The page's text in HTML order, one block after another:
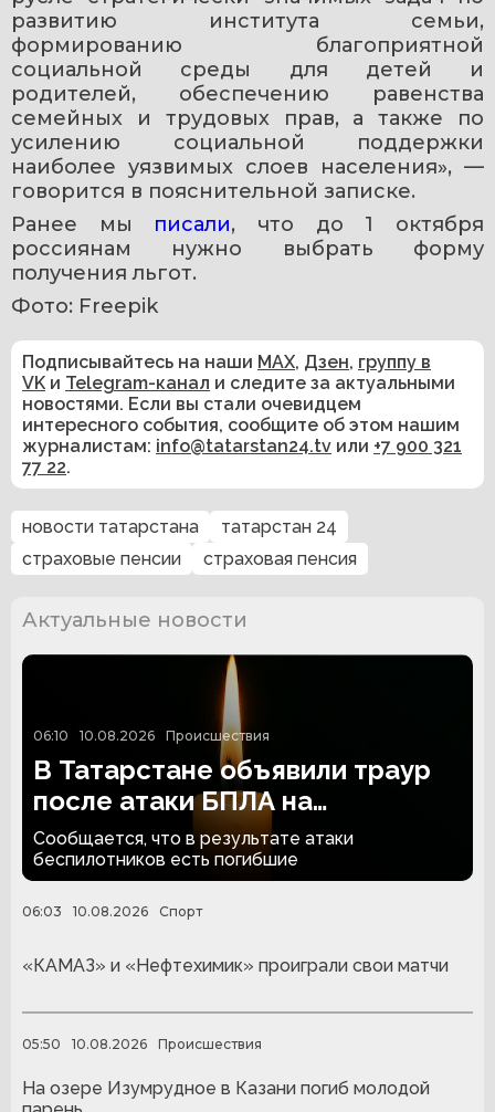
развитию института семьи,
формированию благоприятной
социальной среды для детей и
родителей, обеспечению равенства
семейных и трудовых прав, а также по
усилению социальной поддержки
наиболее уязвимых слоев населения», —
говорится в пояснительной записке.
Ранее мы писали, что до 1 октября
россиянам нужно выбрать форму
получения льгот.
Фото: Freepik
Подписывайтесь на наши MAX, Дзен, группу в
VK и Telegram-канал и следите за актуальными
новостями. Если вы стали очевидцем
интересного события, сообщите об этом нашим
журналистам: info@tatarstan24.tv или +7 900 321
77 22.
новости татарстана
татарстан 24
страховые пенсии
страховая пенсия
Актуальные новости
06:10 10.08.2026 Происшествия
В Татарстане объявили траур
после атаки БПЛА на
Нижнекамск
Сообщается, что в результате атаки
беспилотников есть погибшие
06:03 10.08.2026 Спорт
«КАМАЗ» и «Нефтехимик» проиграли свои матчи
05:50 10.08.2026 Происшествия
На озере Изумрудное в Казани погиб молодой